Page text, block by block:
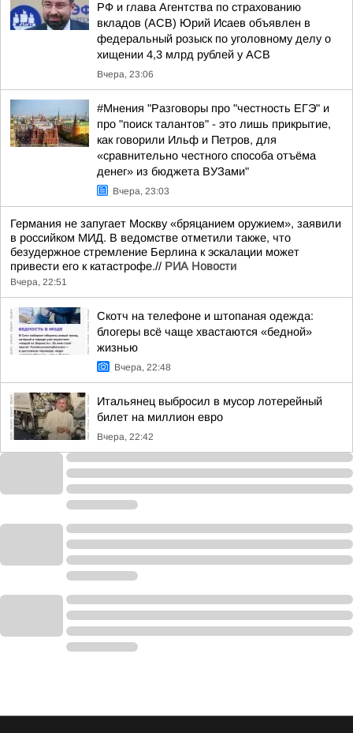
РФ и глава Агентства по страхованию
вкладов (АСВ) Юрий Исаев объявлен в
федеральный розыск по уголовному делу о
хищении 4,3 млрд рублей у АСВ
Вчера, 23:06
#Мнения "Разговоры про "честность ЕГЭ" и
про "поиск талантов" - это лишь прикрытие,
как говорили Ильф и Петров, для
«сравнительно честного способа отъёма
денег» из бюджета ВУЗами"
Вчера, 23:03
Германия не запугает Москву «бряцанием оружием», заявили
в российком МИД. В ведомстве отметили также, что
безудержное стремление Берлина к эскалации может
привести его к катастрофе.// РИА Новости
Вчера, 22:51
Скотч на телефоне и штопаная одежда:
блогеры всё чаще хвастаются «бедной»
жизнью
Вчера, 22:48
Итальянец выбросил в мусор лотерейный
билет на миллион евро
Вчера, 22:42